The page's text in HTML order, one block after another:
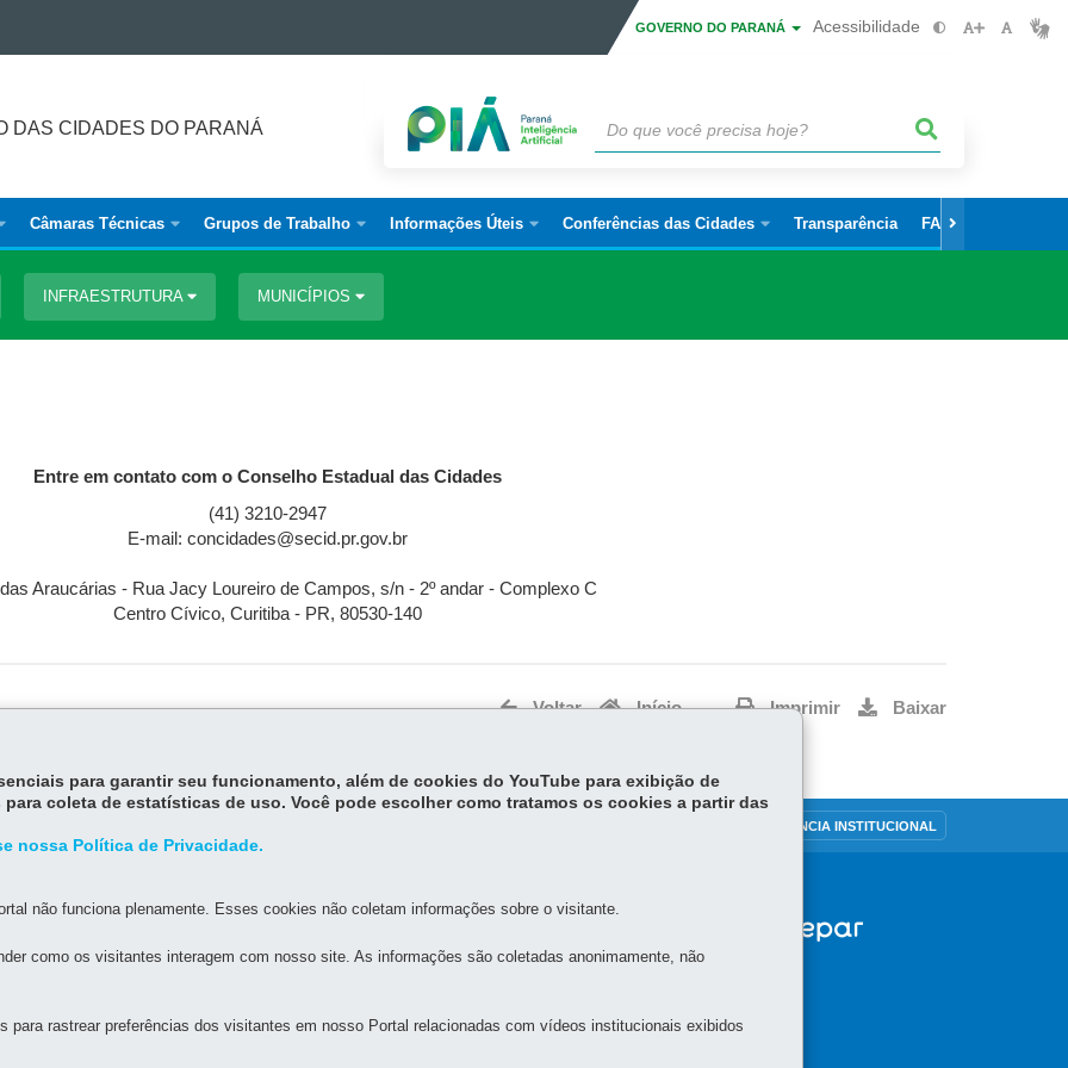
GOVERNO DO PARANÁ Acessibilidade
DAS CIDADES DO PARANÁ
Câmaras Técnicas Grupos de Trabalho Informações Úteis Conferências das Cidades Transparência FAQ
INFRAESTRUTURA MUNICÍPIOS
Entre em contato com o Conselho Estadual das Cidades
(41) 3210-2947
E-mail: concidades@secid.pr.gov.br
Araucárias - Rua Jacy Loureiro de Campos, s/n - 2º andar - Complexo C
Centro Cívico, Curitiba - PR, 80530-140
Voltar Início Imprimir Baixar
TRANSPARÊNCIA INSTITUCIONAL
DO PARANÁ
s/n - 2º and - Centro Cívico
as 17h30
para garantir seu funcionamento, além de cookies do YouTube para exibição de
coleta de estatísticas de uso. Você pode escolher como tratamos os cookies a partir das
nossa Política de Privacidade.
não funciona plenamente. Esses cookies não coletam informações sobre o visitante.
como os visitantes interagem com nosso site. As informações são coletadas anonimamente, não
para rastrear preferências dos visitantes em nosso Portal relacionadas com vídeos institucionais exibidos